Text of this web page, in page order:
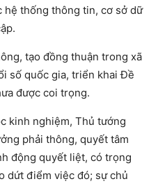
hệ thống thông tin, cơ sở dữ
tạo đồng thuận trong xã
số quốc gia, triển khai Đề
được coi trọng.
kinh nghiệm, Thủ tướng
phải thông, quyết tâm
động quyết liệt, có trọng
dứt điểm việc đó; sự chủ